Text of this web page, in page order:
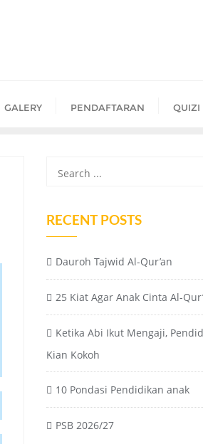
GALERY PENDAFTARAN QUIZI
RECENT POSTS
Dauroh Tajwid Al-Qur’an
25 Kiat Agar Anak Cinta Al-
Ketika Abi Ikut Mengaji,
Kian Kokoh
10 Pondasi Pendidikan anak
PSB 2026/27